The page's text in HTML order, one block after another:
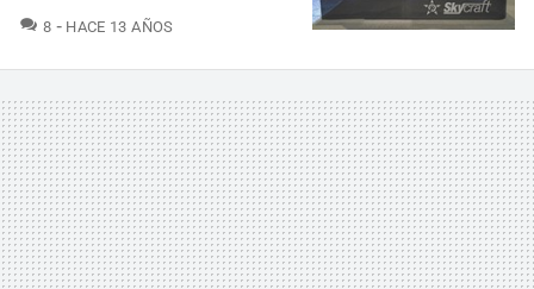
8 COMENTARIOS
HACE 13 AÑOS